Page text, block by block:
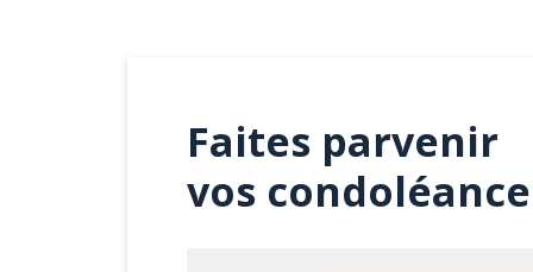
Faites parvenir
vos